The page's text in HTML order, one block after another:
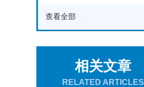
查看全部
相关文章
RELATED ARTICLES